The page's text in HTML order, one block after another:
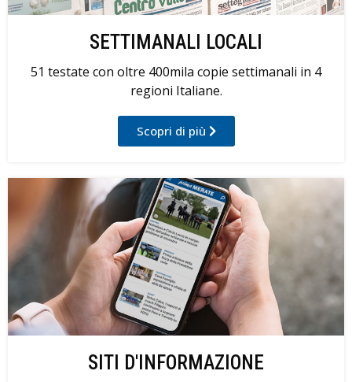
SETTIMANALI LOCALI
51 testate con oltre 400mila copie settimanali in 4
regioni Italiane.
Scopri di più
SITI D'INFORMAZIONE